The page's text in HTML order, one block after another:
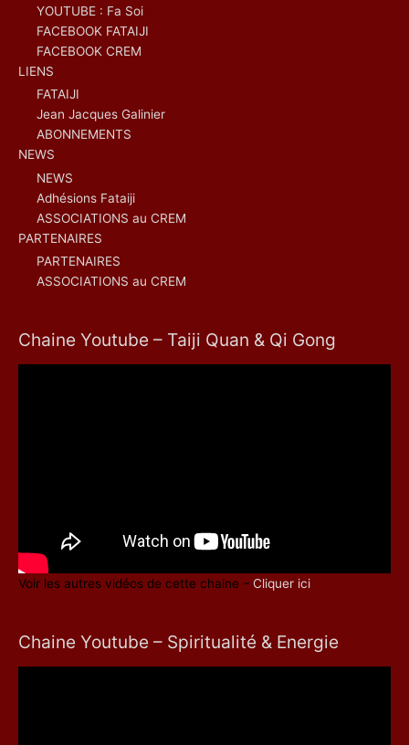
YOUTUBE : Fa Soi
FACEBOOK FATAIJI
FACEBOOK CREM
LIENS
FATAIJI
Jean Jacques Galinier
ABONNEMENTS
NEWS
NEWS
Adhésions Fataiji
ASSOCIATIONS au CREM
PARTENAIRES
PARTENAIRES
ASSOCIATIONS au CREM
Chaine Youtube – Taiji Quan & Qi Gong
Voir les autres vidéos de cette chaine – Cliquer ici
Chaine Youtube – Spiritualité & Energie